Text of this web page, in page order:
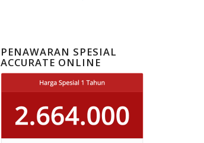
PENAWARAN SPESIAL
ACCURATE ONLINE